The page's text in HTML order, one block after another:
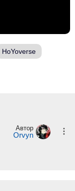
HoYoverse
Автор
Orvyn